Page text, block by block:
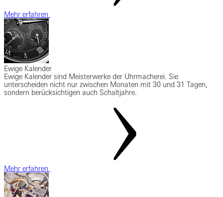
Mehr erfahren
Ewige Kalender
Ewige Kalender sind Meisterwerke der Uhrmacherei. Sie
unterscheiden nicht nur zwischen Monaten mit 30 und 31 Tagen,
sondern berücksichtigen auch Schaltjahre.
Mehr erfahren